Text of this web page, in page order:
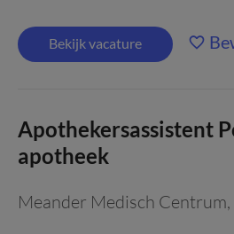
Bekijk vacature
Apothekersassistent
apotheek
Meander Medisch Centrum,